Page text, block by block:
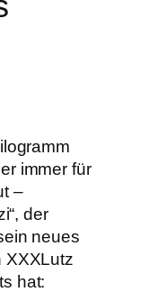
immer für
–
der
neues
XXXLutz
hat: